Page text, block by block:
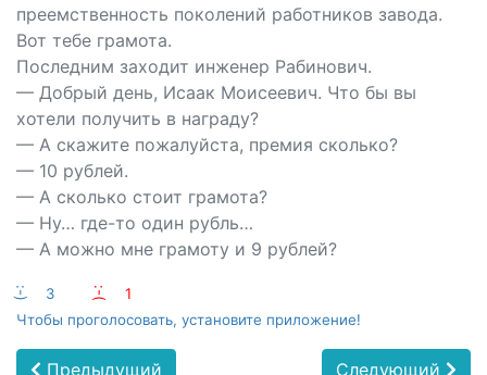
преемственность поколений работников завода.
Вот тебе грамота.
Последним заходит инженер Рабинович.
— Добрый день, Исаак Моисеевич. Что бы вы
хотели получить в награду?
— А скажите пожалуйста, премия сколько?
— 10 рублей.
— А сколько стоит грамота?
— Ну… где-то один рубль…
— А можно мне грамоту и 9 рублей?
:-) 3 :-(
1
Чтобы проголосовать, установите приложение!
Предыдущий Следующий